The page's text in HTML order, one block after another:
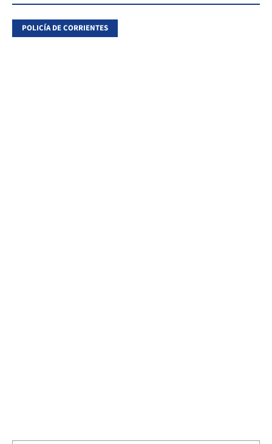
POLICÍA DE CORRIENTES